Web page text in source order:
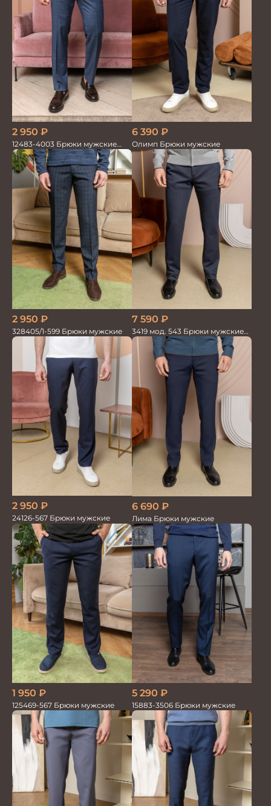
2 950 ₽
12483-4003 Брюки мужские
серо-голубые
6 390 ₽
Олимп Брюки мужские
2 950 ₽
328405/1-599 Брюки мужские
7 590 ₽
3419 мод. 543 Брюки мужские
трикотажные
2 950 ₽
24126-567 Брюки мужские
6 690 ₽
Лима Брюки мужские
1 950 ₽
125469-567 Брюки мужские
5 290 ₽
15883-3506 Брюки мужские